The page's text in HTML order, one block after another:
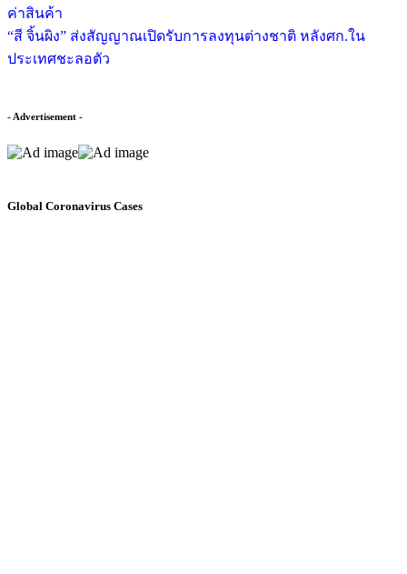
ค่าสินค้า
“สี จิ้นผิง” ส่งสัญญาณเปิดรับการลงทุนต่างชาติ หลังศก.ใน
ประเทศชะลอตัว
- Advertisement -
Global Coronavirus Cases